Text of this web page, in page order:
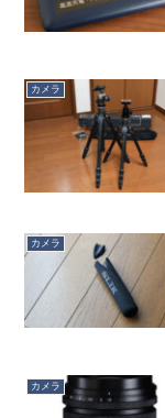
カメラ
カメラ
カメラ